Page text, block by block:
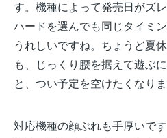
す。機種によって発売日がズ
ハードを選んでも同じタイミ
うれしいですね。ちょうど夏
も、じっくり腰を据えて遊ぶ
と、つい予定を空けたくなりま
対応機種の顔ぶれも手厚いで